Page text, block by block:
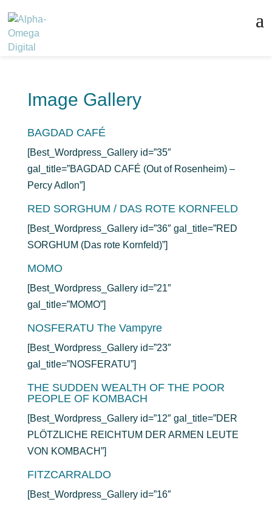
Image Gallery
BAGDAD CAFÉ
[Best_Wordpress_Gallery id=”35″
gal_title=”BAGDAD CAFÉ (Out of Rosenheim) –
Percy Adlon”]
RED SORGHUM / DAS ROTE KORNFELD
[Best_Wordpress_Gallery id=”36″ gal_title=”RED
SORGHUM (Das rote Kornfeld)”]
MOMO
[Best_Wordpress_Gallery id=”21″
gal_title=”MOMO”]
NOSFERATU The Vampyre
[Best_Wordpress_Gallery id=”23″
gal_title=”NOSFERATU”]
THE SUDDEN WEALTH OF THE POOR
PEOPLE OF KOMBACH
[Best_Wordpress_Gallery id=”12″ gal_title=”DER
PLÖTZLICHE REICHTUM DER ARMEN LEUTE
VON KOMBACH”]
FITZCARRALDO
[Best_Wordpress_Gallery id=”16″